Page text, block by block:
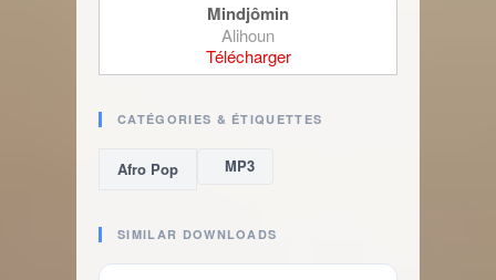
Mindjômin
Alihoun
Télécharger
CATÉGORIES & ÉTIQUETTES
Afro Pop MP3
SIMILAR DOWNLOADS